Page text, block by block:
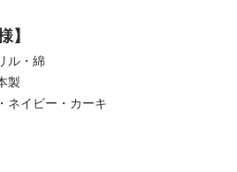
】
ル・綿
製
ネイビー・カーキ